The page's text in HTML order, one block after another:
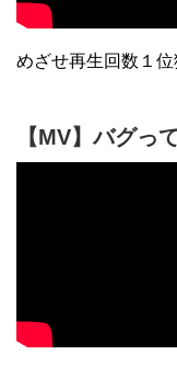
【MV】バグ